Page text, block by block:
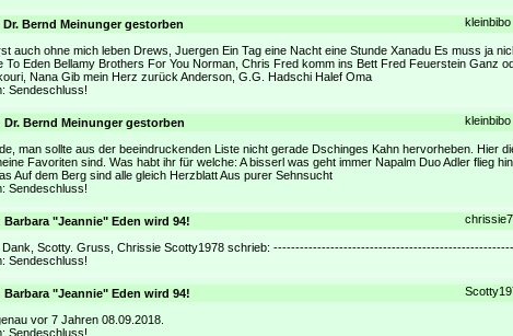
kleinbibo
Dr. Bernd Meinunger gestorben
auch ohne mich leben Drews, Juergen Ein Tag eine Nacht eine Stunde Xanadu Es muss ja
To Eden Bellamy Brothers For You Norman, Chris Fred komm ins Bett Fred Feuerstein Ganz
Nana Gib mein Herz zurück Anderson, G.G. Hadschi Halef Oma
Sendeschluss!
kleinbibo
Dr. Bernd Meinunger gestorben
man sollte aus der beeindruckenden Liste nicht gerade Dschinges Kahn hervorheben. Hier
Favoriten sind. Was habt ihr für welche: A bisserl was geht immer Napalm Duo Adler flieg
Auf dem Berg sind alle gleich Herzblatt Aus purer Sehnsucht
Sendeschluss!
Barbara "Jeannie" Eden wird 94!
Dank, Scotty. Gruss, Chrissie Scotty1978 schrieb:
Sendeschluss!
Barbara "Jeannie" Eden wird 94!
vor 7 Jahren 08.09.2018.
Sendeschluss!